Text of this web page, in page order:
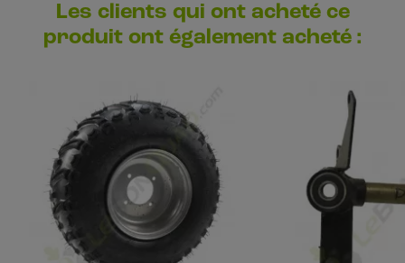
Les clients qui ont acheté ce
produit ont également acheté :